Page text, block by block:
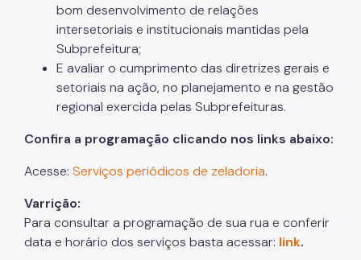
bom desenvolvimento de relações
intersetoriais e institucionais mantidas pela
Subprefeitura;
E avaliar o cumprimento das diretrizes gerais e
setoriais na ação, no planejamento e na gestão
regional exercida pelas Subprefeituras.
Confira a programação clicando nos links abaixo:
Acesse: Serviços periódicos de zeladoria.
Varrição:
Para consultar a programação de sua rua e conferir
data e horário dos serviços basta acessar: link.